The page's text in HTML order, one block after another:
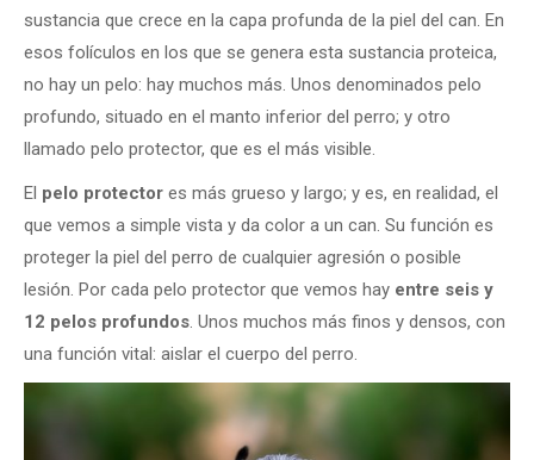
sustancia que crece en la capa profunda de la piel del can. En
esos folículos en los que se genera esta sustancia proteica,
no hay un pelo: hay muchos más. Unos denominados pelo
profundo, situado en el manto inferior del perro; y otro
llamado pelo protector, que es el más visible.
El pelo protector es más grueso y largo; y es, en realidad, el
que vemos a simple vista y da color a un can. Su función es
proteger la piel del perro de cualquier agresión o posible
lesión. Por cada pelo protector que vemos hay entre seis y
12 pelos profundos. Unos muchos más finos y densos, con
una función vital: aislar el cuerpo del perro.